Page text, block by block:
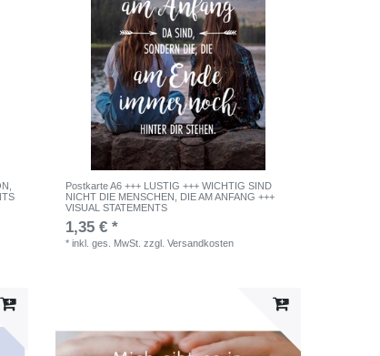
Postkarte A6 +++ LUSTIG +++ WICHTIG SIND
NICHT DIE MENSCHEN, DIE AM ANFANG +++
VISUAL STATEMENTS
1,35 € *
*inkl. ges. MwSt. zzgl.Versandkosten